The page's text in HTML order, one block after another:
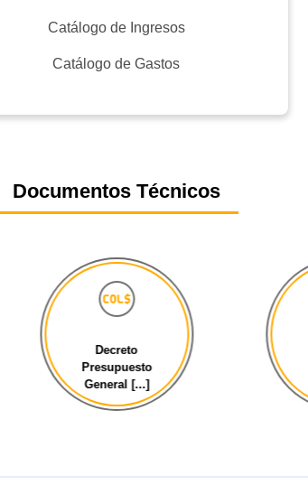
Catálogo de Ingresos
Catálogo de Gastos
Documentos Técnicos
Decreto
Presupuesto
General [...]